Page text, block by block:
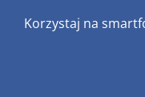
Korzystaj na